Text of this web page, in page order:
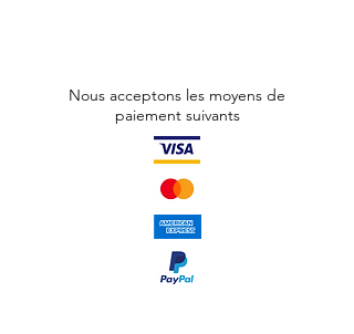
Nous acceptons les moyens de
paiement suivants